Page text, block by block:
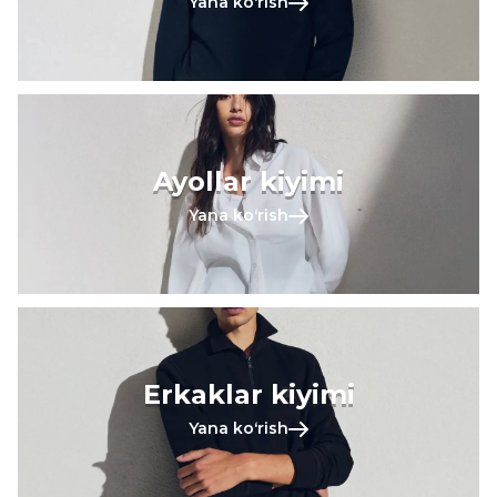
Ayollar kiyimi
Yana koʻrish
Erkaklar kiyimi
Yana koʻrish